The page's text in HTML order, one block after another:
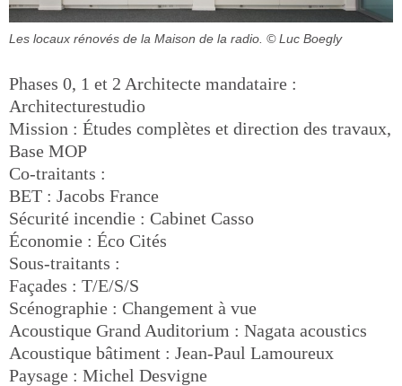
Les locaux rénovés de la Maison de la radio. © Luc Boegly
Phases 0, 1 et 2 Architecte mandataire :
Architecturestudio
Mission : Études complètes et direction des travaux,
Base MOP
Co-traitants :
BET : Jacobs France
Sécurité incendie : Cabinet Casso
Économie : Éco Cités
Sous-traitants :
Façades : T/E/S/S
Scénographie : Changement à vue
Acoustique Grand Auditorium : Nagata acoustics
Acoustique bâtiment : Jean-Paul Lamoureux
Paysage : Michel Desvigne